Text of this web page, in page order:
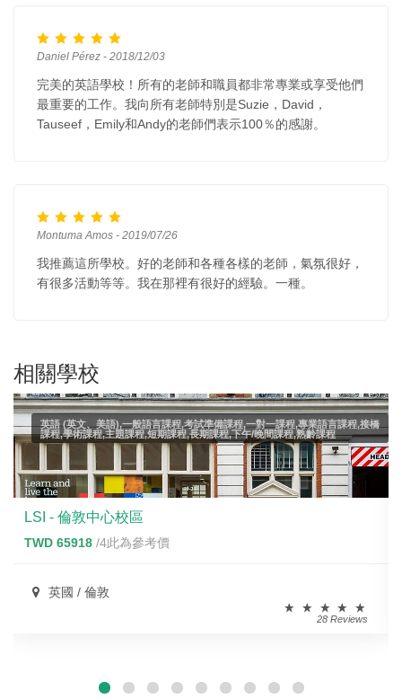
Daniel Pérez - 2018/12/03
完美的英語學校！所有的老師和職員都非常專業或享受他們
最重要的工作。我向所有老師特別是Suzie，David，
Tauseef，Emily和Andy的老師們表示100％的感謝。
Montuma Amos - 2019/07/26
我推薦這所學校。好的老師和各種各樣的老師，氣氛很好，
有很多活動等等。我在那裡有很好的經驗。一種。
相關學校
英語 (英文、美語),一般語言課程,考試準備課程,一對一課程,專業語言課程,接橋
課程,學術課程,主題課程,短期課程,長期課程,下午/晚間課程,熟齡課程
LSI - 倫敦中心校區
TWD 65918 /4此為參考價
英國 / 倫敦
28 Reviews